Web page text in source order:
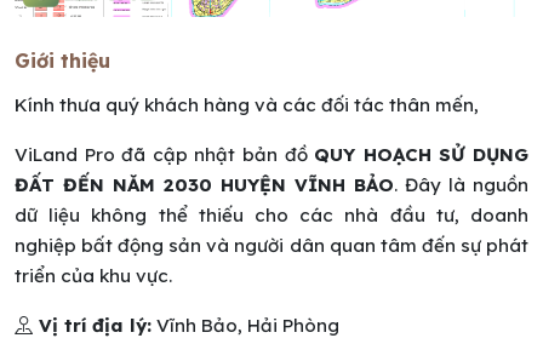
Giới thiệu
Kính thưa quý khách hàng và các đối tác thân mến,
ViLand Pro đã cập nhật bản đồ QUY HOẠCH SỬ DỤNG
ĐẤT ĐẾN NĂM 2030 HUYỆN VĨNH BẢO. Đây là nguồn
dữ liệu không thể thiếu cho các nhà đầu tư, doanh
nghiệp bất động sản và người dân quan tâm đến sự phát
triển của khu vực.
Vị trí địa lý: Vĩnh Bảo, Hải Phòng